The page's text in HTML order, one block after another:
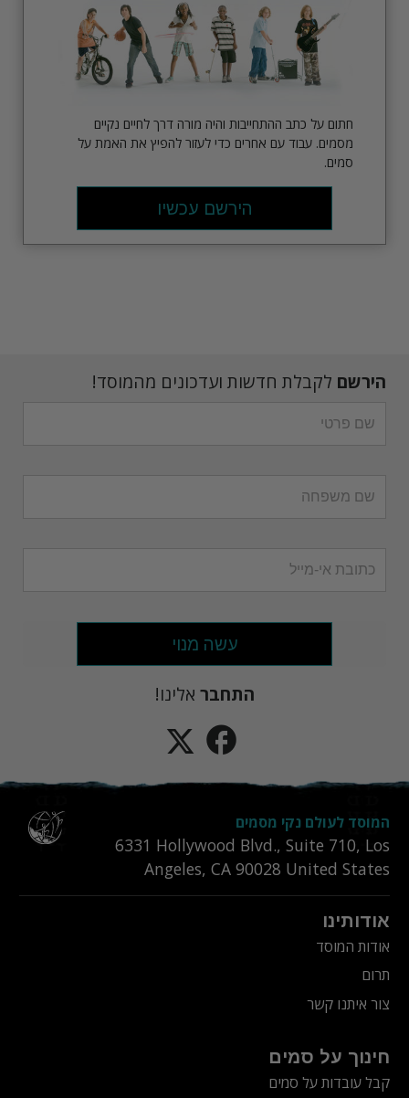
חתום על כתב ההתחייבות והיה מורה דרך לחיים נקיים
מסמים. עבוד עם אחרים כדי לעזור להפיץ את האמת על
סמים.
הירשם עכשיו
הירשם לקבלת חדשות ועדכונים מהמוסד!
עשה מנוי
התחבר אלינו!
המוסד לעולם נקי מסמים
6331‎ Hollywood Blvd., Suite 710, Los
Angeles, CA 90028 United States
אודותינו
אודות המוסד
תרום
צור איתנו קשר
חינוך על סמים
קבל עובדות על סמים